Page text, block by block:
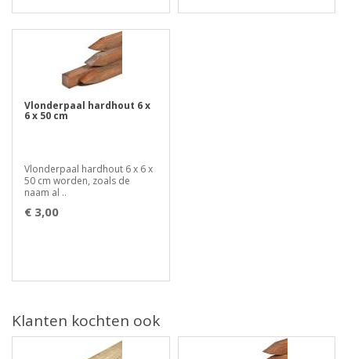
Vlonderpaal hardhout 6 x
6 x 50 cm
Vlonderpaal hardhout 6 x 6 x
50 cm worden, zoals de
naam al ..
€ 3,00
Klanten kochten ook